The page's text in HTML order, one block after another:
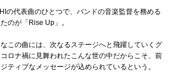
の代表曲のひとつで、バンドの音楽監督を務める
のが「Rise Up」。
この曲には、次なるステージへと飛躍していくグ
ロナ禍に見舞われたこんな世の中だからこそ、前
ティブなメッセージが込められているという。